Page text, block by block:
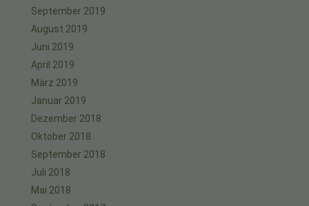
September 2019
August 2019
Juni 2019
April 2019
März 2019
Januar 2019
Dezember 2018
Oktober 2018
September 2018
Juli 2018
Mai 2018